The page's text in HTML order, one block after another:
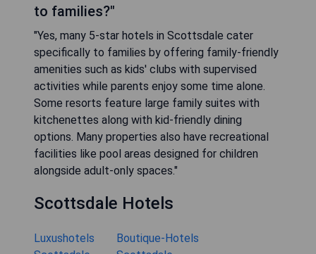
to families?"
"Yes, many 5-star hotels in Scottsdale cater
specifically to families by offering family-friendly
amenities such as kids' clubs with supervised
activities while parents enjoy some time alone.
Some resorts feature large family suites with
kitchenettes along with kid-friendly dining
options. Many properties also have recreational
facilities like pool areas designed for children
alongside adult-only spaces."
Scottsdale Hotels
Luxushotels
Boutique-Hotels